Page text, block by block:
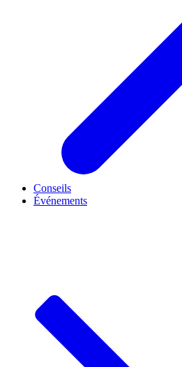
Conseils
Événements